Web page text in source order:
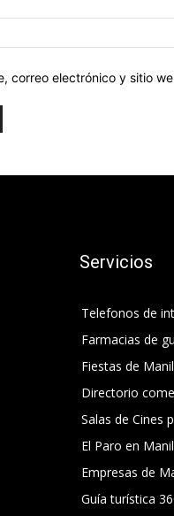
correo electrónico y sitio
Servicios
Telefonos de
Farmacias de
Fiestas de
Directorio
Salas de Cines
El Paro en
Empresas de
Guía turística